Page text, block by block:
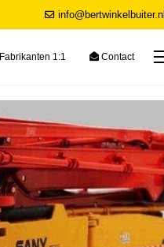
info@bertwinkelbuiter.nl
Fabrikanten 1:1 Contact